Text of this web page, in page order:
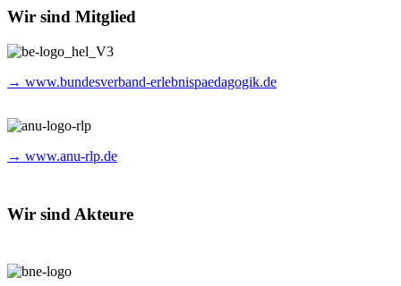
Wir sind Mitglied
→ www.bundesverband-erlebnispaedagogik.de
→ www.anu-rlp.de
Wir sind Akteure